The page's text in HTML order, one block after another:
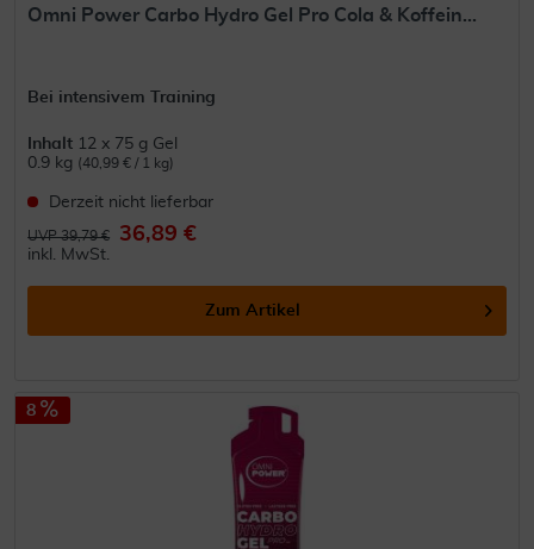
Omni Power Carbo Hydro Gel Pro Cola & Koffein...
Bei intensivem Training
Inhalt 12 x 75 g Gel
0.9 kg (40,99 € / 1 kg)
Derzeit nicht lieferbar
UVP 39,79 € 36,89 €
inkl. MwSt.
Zum Artikel
8